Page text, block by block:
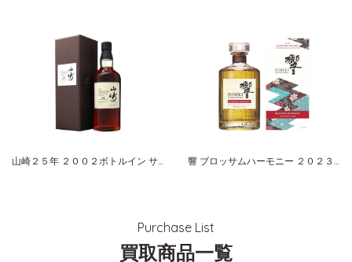
山崎２５年 ２００２ボトルイン サントリー シングルモルト 響 ブロッサムハーモニー ２０２３ 数量限定品 サントリー ブレンデッドウイスキー
Purchase List
買取商品一覧